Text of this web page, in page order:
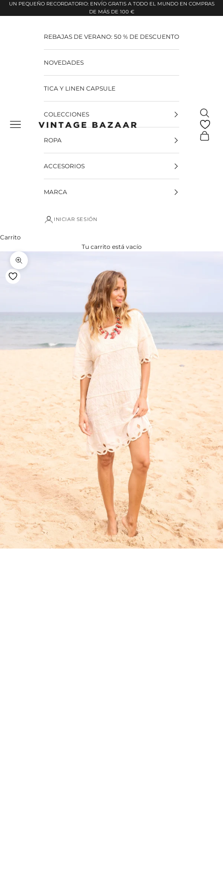
Pular para o conteúdo
UN PEQUEÑO RECORDATORIO: ENVÍO GRATIS A TODO EL MUNDO EN COMPRAS
DE MÁS DE 100 €
Vintage Bazaar
REBAJAS DE VERANO: 50 % DE DESCUENTO
NOVEDADES
TICA Y LINEN CAPSULE
COLECCIONES
ROPA
ACCESORIOS
MARCA
INICIAR SESIÓN
Carrito
Tu carrito está vacío
Zoom na imagem